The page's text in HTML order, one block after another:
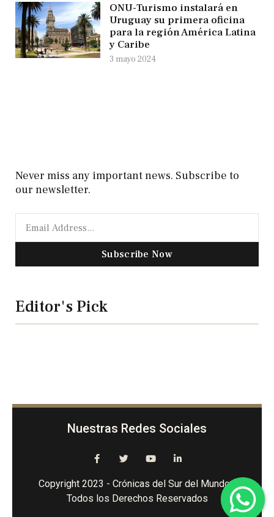
ONU-Turismo instalará en
Uruguay su primera oficina
para la región América Latina
y Caribe
3 mayo 2024
Never miss any important news. Subscribe to
our newsletter.
Subscribe Now
Editor's Pick
Nuestras Redes Sociales
Copyright 2023 - Crónicas del Sur del Mundo -
Todos los Derechos Reservados